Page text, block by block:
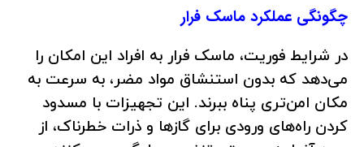
چگونگی عملکرد ماسک فرار
در شرایط فوریت، ماسک فرار به افراد این امکان را
می‌دهد که بدون استنشاق مواد مضر، به سرعت به
مکان امن‌تری پناه ببرند. این تجهیزات با مسدود
کردن راه‌های ورودی برای گازها و ذرات خطرناک، از